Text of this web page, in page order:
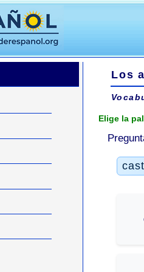
Los
Elige la